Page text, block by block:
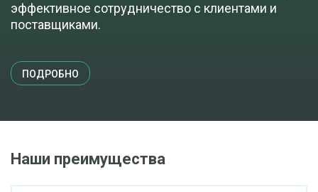
эффективное сотрудничество с клиентами и
поставщиками.
ПОДРОБНО
Наши преимущества